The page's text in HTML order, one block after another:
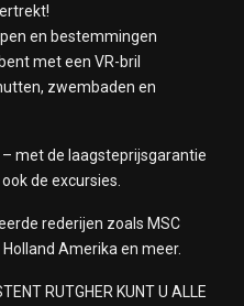
en bestemmingen
met een VR-bril
zwembaden en
met de laagsteprijsgarantie
de excursies.
rederijen zoals MSC
Amerika en meer.
RUTGHER KUNT U ALLE